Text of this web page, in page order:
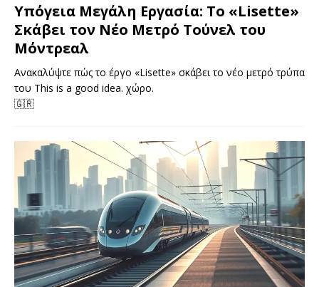
Υπόγεια Μεγάλη Εργασία: Το «Lisette»
Σκάβει τον Νέο Μετρό Τούνελ του
Μόντρεαλ
Ανακαλύψτε πώς το έργο «Lisette» σκάβει το νέο μετρό τρύπα
του This is a good idea. χώρο.
🇬🇷